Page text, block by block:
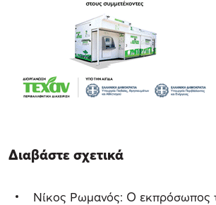
Διαβάστε σχετικά
Νίκος Ρωμανός: O